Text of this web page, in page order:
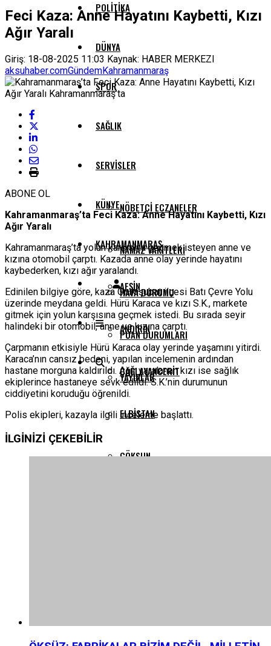
POLITIKA
DÜNYA
SPOR
SAĞLIK
SERVISLER
NÖBETÇI ECZANELER
NAMAZ VAKITLERI
HAVA DURUMU
PUAN DURUMLARI
YAYINLAR
KÜNYE
KAHRAMANMARAŞ
AFŞIN
ANDIRIN
ÇAĞLAYANCERIT
ELBISTAN
GÖKSUN
Feci Kaza: Anne Hayatını Kaybetti, Kızı
Ağır Yaralı
Giriş: 18-08-2025 11:03 Kaynak: HABER MERKEZI
aksuhaber.comGündemKahramanmaraş
ABONE OL
Kahramanmaraş’ta Feci Kaza: Anne Hayatını Kaybetti, Kızı
Ağır Yaralı
Kahramanmaraş’ta yolun karşısına geçmek isteyen anne ve
kızına otomobil çarptı. Kazada anne olay yerinde hayatını
kaybederken, kızı ağır yaralandı.
Edinilen bilgiye göre, kaza Onikişubat ilçesi Batı Çevre Yolu
üzerinde meydana geldi. Hürü Karaca ve kızı S.K., markete
gitmek için yolun karşısına geçmek istedi. Bu sırada seyir
halindeki bir otomobil, anne ve kızına çarptı.
Çarpmanın etkisiyle Hürü Karaca olay yerinde yaşamını yitirdi.
Karaca’nın cansız bedeni, yapılan incelemenin ardından
hastane morguna kaldırıldı. Ağır yaralanan kızı ise sağlık
ekiplerince hastaneye sevk edildi. S.K.’nin durumunun
ciddiyetini koruduğu öğrenildi.
Polis ekipleri, kazayla ilgili inceleme başlattı.
İLGİNİZİ ÇEKEBİLİR